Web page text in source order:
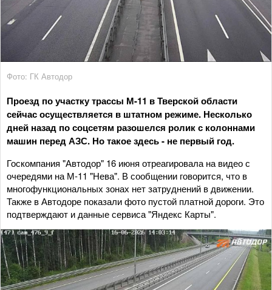
Фото: ГК Автодор
Проезд по участку трассы М-11 в Тверской области
сейчас осуществляется в штатном режиме. Несколько
дней назад по соцсетям разошелся ролик с колоннами
машин перед АЗС. Но такое здесь - не первый год.
Госкомпания "Автодор" 16 июня отреагировала на видео с
очередями на М-11 "Нева". В сообщении говорится, что в
многофункциональных зонах нет затруднений в движении.
Также в Автодоре показали фото пустой платной дороги. Это
подтверждают и данные сервиса "Яндекс Карты".